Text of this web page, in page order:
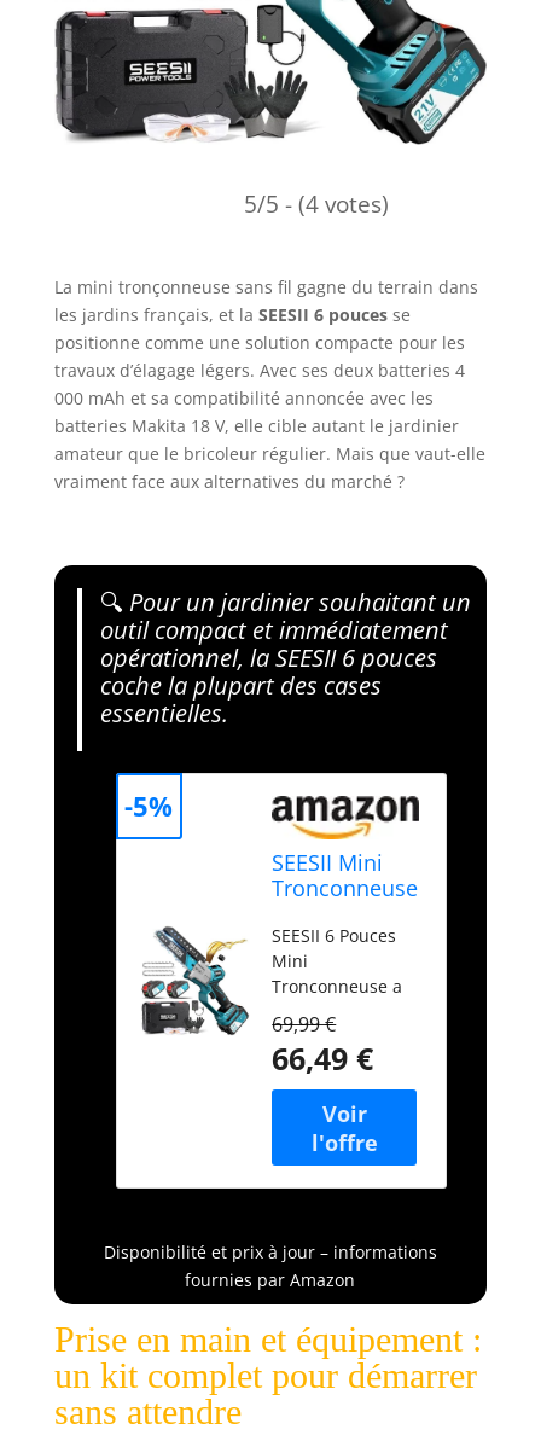
5/5 - (4 votes)
La mini tronçonneuse sans fil gagne du terrain dans
les jardins français, et la SEESII 6 poucesse
positionne comme une solution compacte pour les
travaux d’élagage légers. Avec ses deux batteries 4
000 mAh et sa compatibilité annoncée avec les
batteries Makita 18 V, elle cible autant le jardinier
amateur que le bricoleur régulier. Mais que vaut-elle
vraiment face aux alternatives du marché ?
🔍 Pour un jardinier souhaitant un
outil compact et immédiatement
opérationnel, la SEESII 6 pouces
coche la plupart des cases
essentielles.
SEESII Mini
Tronconneuse
Pouces
Compatible
Makita 18V
SEESII 6 Pouces
Mini
Tronconneuse a
votre travail de
jardinage simple
et efficace ! Que
vous élaguiez des
branches,
découpiez du bois
de chauffage ou
créatifs, cette
petite
moteur brushless
s’attaque à toutes
les tâches avec
69,99 €
66,49 €
-5%
Disponibilité et prix à jour – informations
fournies par Amazon
Prise en main et équipement :
un kit complet pour démarrer
sans attendre